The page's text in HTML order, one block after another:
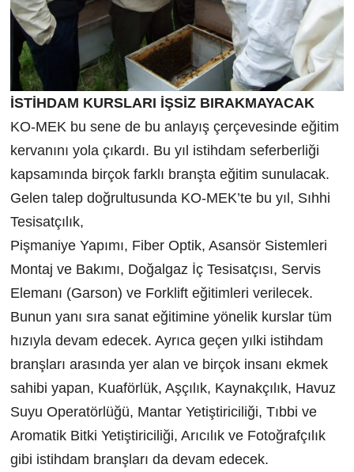
İSTİHDAM KURSLARI İŞSİZ BIRAKMAYACAK
KO-MEK bu sene de bu anlayış çerçevesinde eğitim
kervanını yola çıkardı. Bu yıl istihdam seferberliği
kapsamında birçok farklı branşta eğitim sunulacak.
Gelen talep doğrultusunda KO-MEK’te bu yıl, Sıhhi
Tesisatçılık,
Pişmaniye Yapımı, Fiber Optik, Asansör Sistemleri
Montaj ve Bakımı, Doğalgaz İç Tesisatçısı, Servis
Elemanı (Garson) ve Forklift eğitimleri verilecek.
Bunun yanı sıra sanat eğitimine yönelik kurslar tüm
hızıyla devam edecek. Ayrıca geçen yılki istihdam
branşları arasında yer alan ve birçok insanı ekmek
sahibi yapan, Kuaförlük, Aşçılık, Kaynakçılık, Havuz
Suyu Operatörlüğü, Mantar Yetiştiriciliği, Tıbbi ve
Aromatik Bitki Yetiştiriciliği, Arıcılık ve Fotoğrafçılık
gibi istihdam branşları da devam edecek.